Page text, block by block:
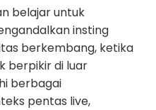
belajar untuk
insting
berkembang, ketika
berpikir di luar
berbagai
pentas live,